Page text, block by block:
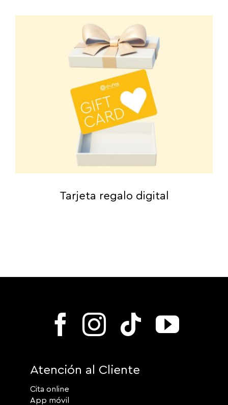
Tarjeta regalo digital
Atención al Cliente
Cita online
App móvil